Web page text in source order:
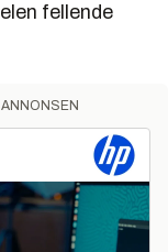
fellende